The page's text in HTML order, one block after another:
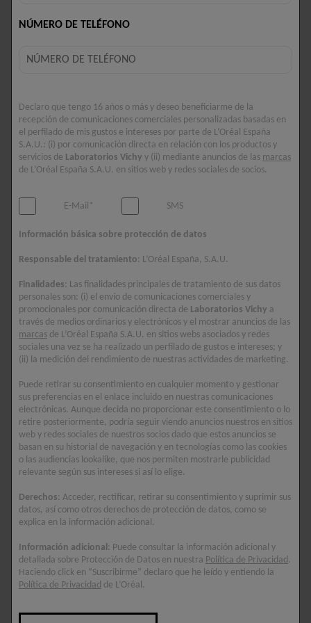
DESODORANTES
DESODORANTE 24H
TACTO SECO
Activo anti olor de origen
natural.
0/5
DESODORANTES
DESODORANTE 96H
CLINICAL CONTROL
MUJER
Reduce la transpiración
excesiva.
5/5
NÚMERO DE TELÉFONO
Declaro que tengo 16 años o más y deseo beneficiarme de la
recepción de comunicaciones comerciales personalizadas basadas en
el perfilado de mis gustos e intereses por parte de L’Oréal España
S.A.U.: (i) por comunicación directa en relación con los productos y
servicios de Laboratorios Vichy y (ii) mediante anuncios de las marcas
de L’Oréal España S.A.U. en sitios web y redes sociales de socios.
E-Mail* SMS
Información básica sobre protección de datos
Responsable del tratamiento: L’Oréal España, S.A.U.
Finalidades: Las finalidades principales de tratamiento de sus datos
personales son: (i) el envío de comunicaciones comerciales y
promocionales por comunicación directa de Laboratorios Vichy a
través de medios ordinarios y electrónicos y el mostrar anuncios de las
marcas de L’Oréal España S.A.U. en sitios webs asociados y redes
sociales una vez se ha realizado un perfilado de gustos e intereses; y
(ii) la medición del rendimiento de nuestras actividades de marketing.
Puede retirar su consentimiento en cualquier momento y gestionar
sus preferencias en el enlace incluido en nuestras comunicaciones
electrónicas. Aunque decida no proporcionar este consentimiento o lo
retire posteriormente, podría seguir viendo anuncios nuestros en sitios
web y redes sociales de nuestros socios dado que estos anuncios se
basan en su historial de navegación y en tecnologías como las cookies
o las audiencias lookalike, que nos permiten mostrarle publicidad
relevante según sus intereses si así lo elige.
Derechos: Acceder, rectificar, retirar su consentimiento y suprimir sus
datos, así como otros derechos de protección de datos, como se
explica en la información adicional.
Información adicional: Puede consultar la información adicional y
detallada sobre Protección de Datos en nuestra Política de Privacidad.
Haciendo click en “Suscribirme” declaro que he leído y entiendo la
Política de Privacidad de L’Oréal.